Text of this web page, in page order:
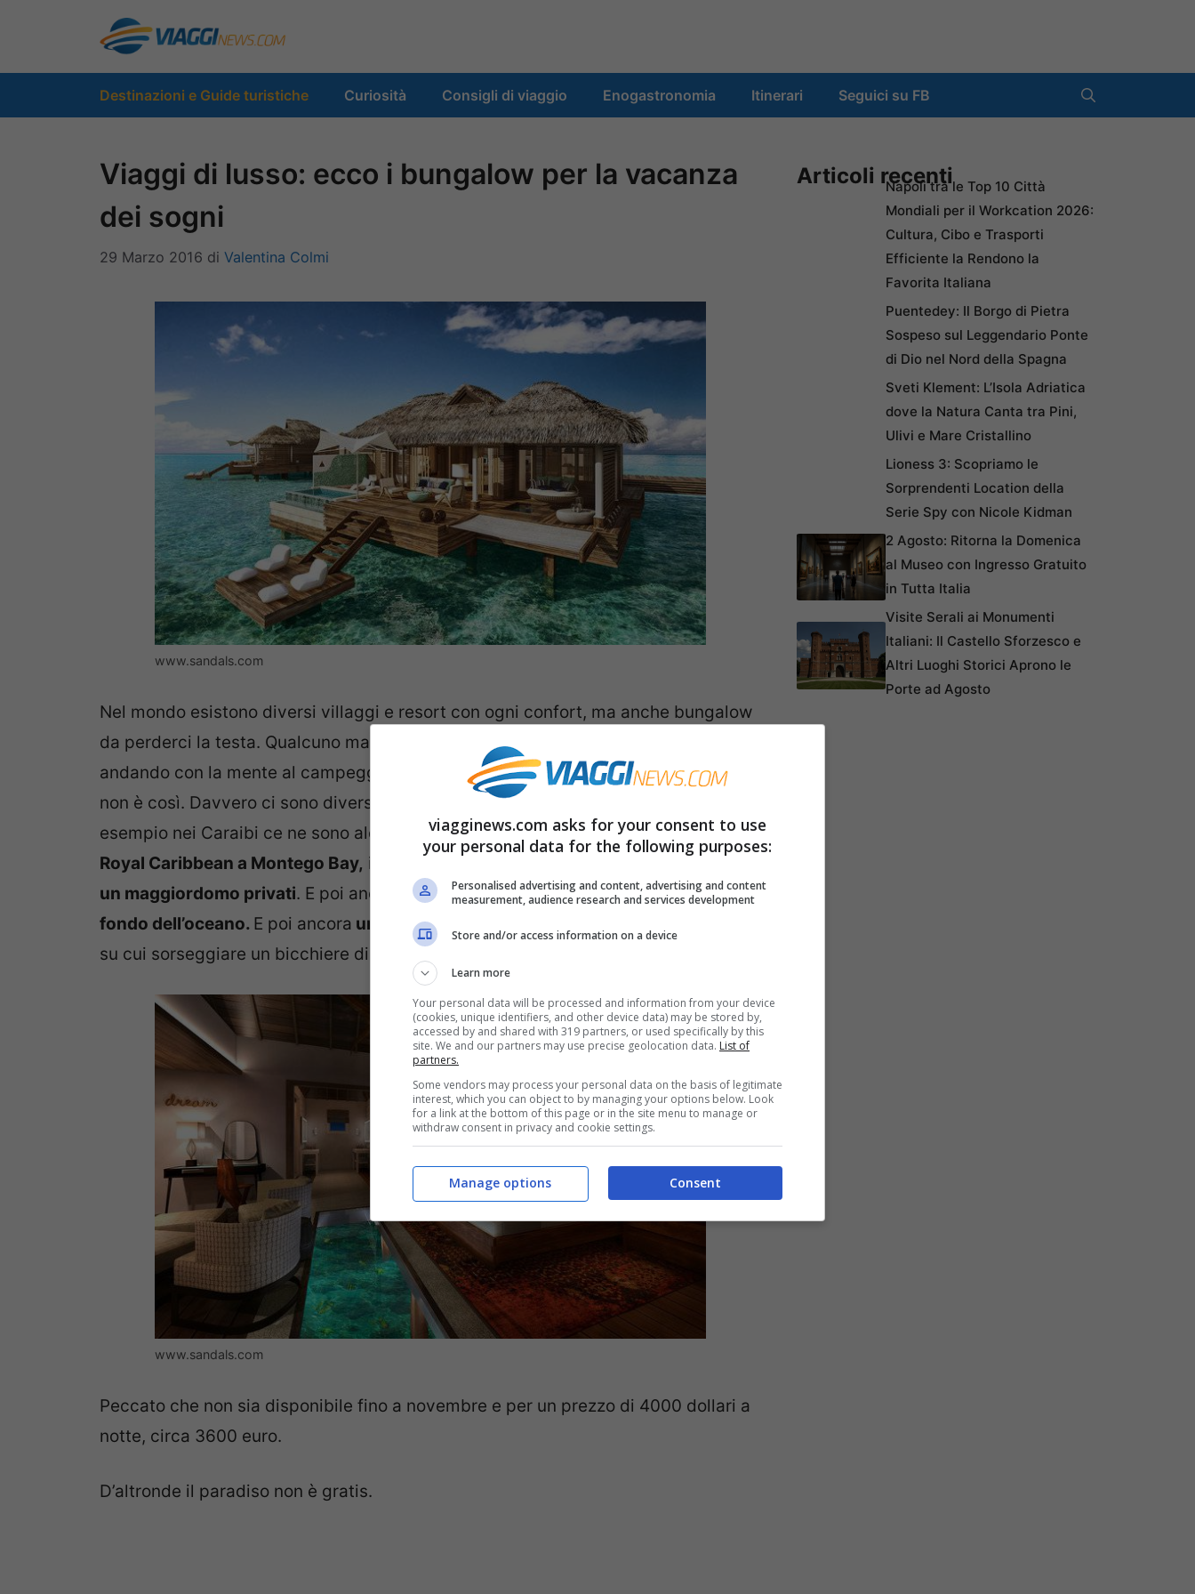
contenuto
Destinazioni e Guide turistiche Curiosità Consigli di viaggio Enogastronomia Itinerari Seguici su FB
Viaggi di lusso: ecco i bungalow per la vacanza
dei sogni
29 Marzo 2016 di Valentina Colmi
www.sandals.com
Nel mondo esistono diversi villaggi e resort con ogni confort, ma anche bungalow
da perderci la testa. Qualcuno magari può storcere il naso alla parola “bungalow”
andando con la mente al campeggio vista simil mare del Camping Mariuccia, ma
non è così. Davvero ci sono diverse soluzioni per non tornare più a casa: ad
esempio nei Caraibi ce ne sono alcuni strabilianti: ad esempio il Sandals Resort
Royal Caribbean a Montego Bay, in Giamaica, promette di dare anche una
un maggiordomo privati. E poi anche ilpavimento è trasparente per vedere il
fondo dell’oceano. E poi ancora una piscina privata e un piccolo molo personale
su cui sorseggiare un bicchiere di vino guardando l’acqua cristallina.
www.sandals.com
Peccato che non sia disponibile fino a novembre e per un prezzo di 4000 dollari a
notte, circa 3600 euro.
D’altronde il paradiso non è gratis.
Articoli recentiNapoli tra le Top 10 Città
Mondiali per il Workcation 2026:
Cultura, Cibo e Trasporti
Efficiente la Rendono la
Favorita Italiana
Puentedey: Il Borgo di Pietra
Sospeso sul Leggendario Ponte
di Dio nel Nord della Spagna
Sveti Klement: L’Isola Adriatica
dove la Natura Canta tra Pini,
Ulivi e Mare Cristallino
Lioness 3: Scopriamo le
Sorprendenti Location della
Serie Spy con Nicole Kidman
2 Agosto: Ritorna la Domenica
al Museo con Ingresso Gratuito
in Tutta Italia
Visite Serali ai Monumenti
Italiani: Il Castello Sforzesco e
Altri Luoghi Storici Aprono le
Porte ad Agosto
viagginews.com asks for your consent to use
your personal data for the following purposes:
Personalised advertising and content, advertising and content
measurement, audience research and services development
Store and/or access information on a device
Learn more
Your personal data will be processed and information from your device
(cookies, unique identifiers, and other device data) may be stored by,
accessed by and shared with 319 partners, or used specifically by this
site. We and our partners may use precise geolocation data. List of
partners.
Some vendors may process your personal data on the basis of legitimate
interest, which you can object to by managing your options below. Look
for a link at the bottom of this page or in the site menu to manage or
withdraw consent in privacy and cookie settings.
Consent
Manage options